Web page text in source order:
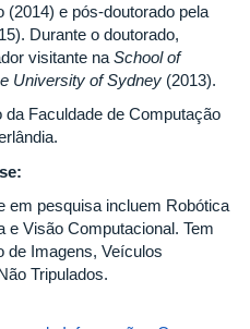
(2014) e pós-doutorado pela
Durante o doutorado,
visitante na School of
University of Sydney (2013).
Faculdade de Computação
em pesquisa incluem Robótica
e Visão Computacional. Tem
de Imagens, Veículos
Tripulados.